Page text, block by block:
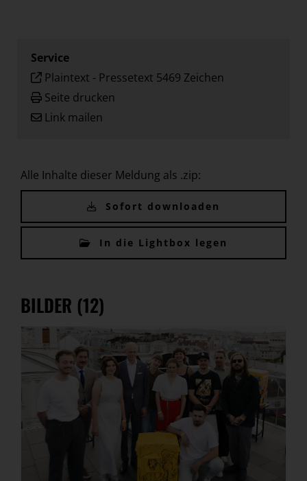
Service
Plaintext - Pressetext 5469 Zeichen
Seite drucken
Link mailen
Alle Inhalte dieser Meldung als .zip:
Sofort downloaden
In die Lightbox legen
BILDER (12)